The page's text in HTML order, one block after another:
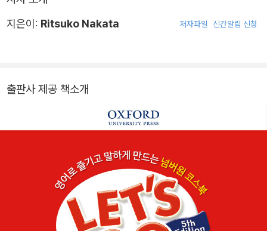
지은이: Ritsuko Nakata 저자파일 신간알림 신청
출판사 제공 책소개